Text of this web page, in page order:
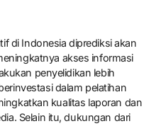
jurnalis di Indonesia masih
informasi juga menjadi
ini.
depan